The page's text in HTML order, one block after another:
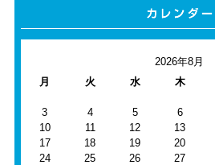
2026年8月
月
火 水 木
3
4 5 6
10
11 12 13
17
18 19 20
24
25 26 27